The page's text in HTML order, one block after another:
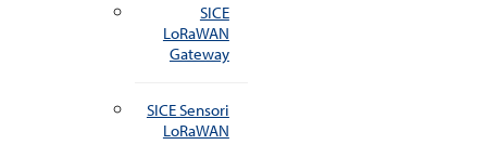
SICE
LoRaWAN
Gateway
SICE Sensori
LoRaWAN